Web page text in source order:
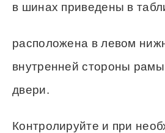
в шинах приведены в
расположена в левом
внутренней стороны рамы
двери.
Контролируйте и при